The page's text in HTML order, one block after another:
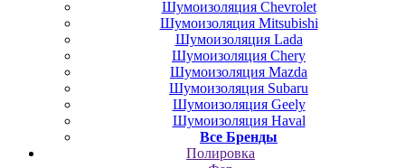
Шумоизоляция Chevrolet
Шумоизоляция Mitsubishi
Шумоизоляция Lada
Шумоизоляция Chery
Шумоизоляция Mazda
Шумоизоляция Subaru
Шумоизоляция Geely
Шумоизоляция Haval
Все Бренды
Полировка